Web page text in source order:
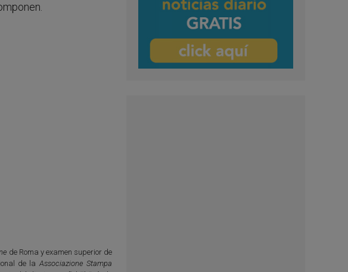
de Roma y examen superior de
de la Associazione Stampa